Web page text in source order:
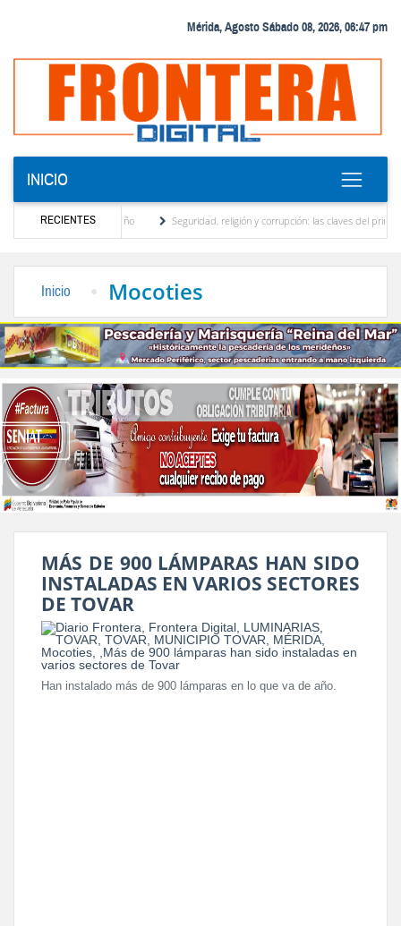
Mérida, Agosto Sábado 08, 2026, 06:47 pm
INICIO
RECIENTES
turístico merideño
Seguridad, religión y corrupción: las claves del primer
Inicio Mocoties
MÁS DE 900 LÁMPARAS HAN SIDO
INSTALADAS EN VARIOS SECTORES
DE TOVAR
Han instalado más de 900 lámparas en lo que va de año.